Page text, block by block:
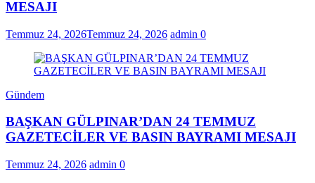
MESAJI
Temmuz 24, 2026Temmuz 24, 2026 admin 0
Gündem
BAŞKAN GÜLPINAR’DAN 24 TEMMUZ
GAZETECİLER VE BASIN BAYRAMI MESAJI
Temmuz 24, 2026 admin 0